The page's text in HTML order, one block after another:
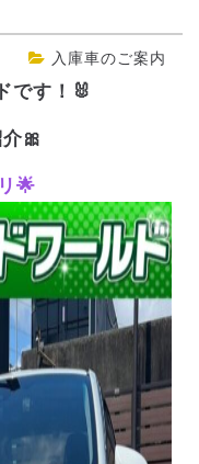
入庫車のご案内
です！🐰
🎀
🌟